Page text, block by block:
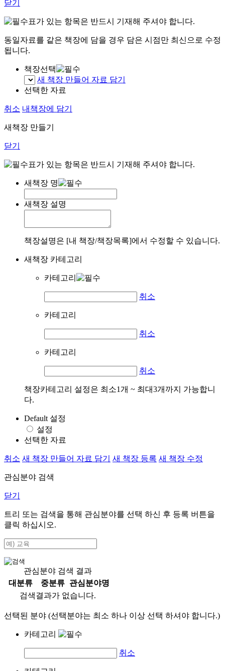
닫기
표가 있는 항목은 반드시 기재해 주셔야 합니다.
동일자료를 같은 책장에 담을 경우 담은 시점만 최신으로 수정
됩니다.
책장선택
새 책장 만들어 자료 담기
선택한 자료
취소 내책장에 담기
새책장 만들기
닫기
표가 있는 항목은 반드시 기재해 주셔야 합니다.
새책장 명
새책장 설명
책장설명은 [내 책장/책장목록]에서 수정할 수 있습니다.
새책장 카테고리
카테고리
취소
카테고리
취소
카테고리
취소
책장카테고리 설정은 최소1개 ~ 최대3개까지 가능합니
다.
Default 설정
설정
선택한 자료
취소 새 책장 만들어 자료 담기 새 책장 등록 새 책장 수정
관심분야 검색
닫기
트리 또는 검색을 통해 관심분야를 선택 하신 후 등록 버튼을
클릭 하십시오.
관심분야 검색 결과
대분류
중분류
관심분야명
검색결과가 없습니다.
선택된 분야 (선택분야는 최소 하나 이상 선택 하셔야 합니다.)
카테고리
취소